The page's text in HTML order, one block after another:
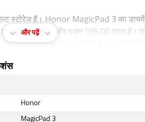
स्टोरेज है। Honor MagicPad 3 का
thickness) और वजन 595.00 ग्राम है।
Starry Gray कलर ऑप्शन के साथ लॉन्च
USB Type-C और वाई-फाई है।
और पढ़ें
Honor
MagicPad 3